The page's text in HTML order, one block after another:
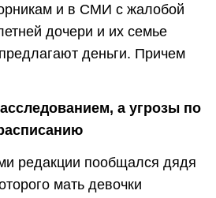
и в СМИ с жалобой
дочери и их семье
деньги. Причем
а угрозы по
редакции пообщался дядя
мать девочки